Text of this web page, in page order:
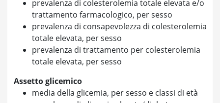
prevalenza di colesterolemia totale elevata e/o
trattamento farmacologico, per sesso
prevalenza di consapevolezza di colesterolemia
totale elevata, per sesso
prevalenza di trattamento per colesterolemia
totale elevata, per sesso
Assetto glicemico
media della glicemia, per sesso e classi di età